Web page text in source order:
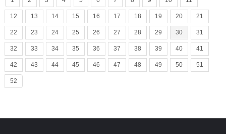
12 13 14 15 16 17 18 19 20 21
22 23 24 25 26 27 28 29 30 31
32 33 34 35 36 37 38 39 40 41
42 43 44 45 46 47 48 49 50 51
52